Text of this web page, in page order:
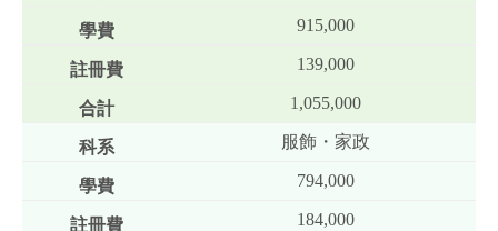
915,000
139,000
1,055,000
服飾・家政
794,000
184,000